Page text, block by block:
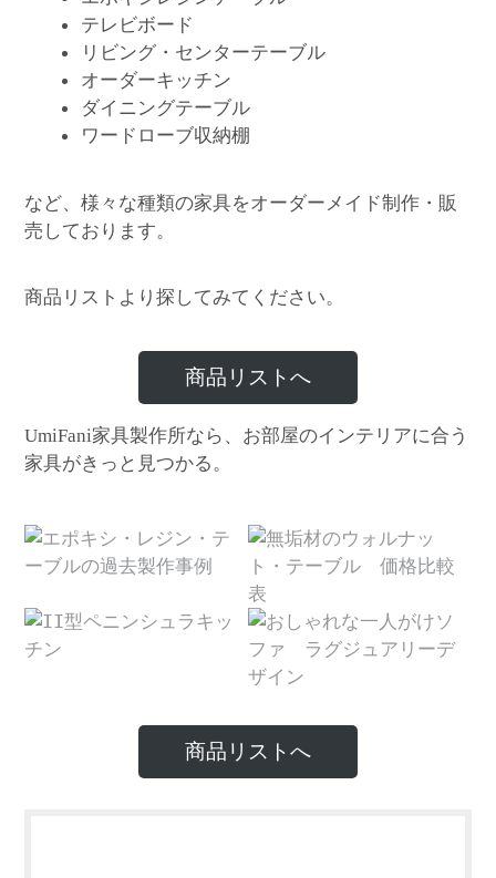
テレビボード
リビング・センターテーブル
オーダーキッチン
ダイニングテーブル
ワードローブ収納棚
など、様々な種類の家具をオーダーメイド制作・販
売しております。
商品リストより探してみてください。
商品リストへ
UmiFani家具製作所なら、お部屋のインテリアに合う
家具がきっと見つかる。
商品リストへ